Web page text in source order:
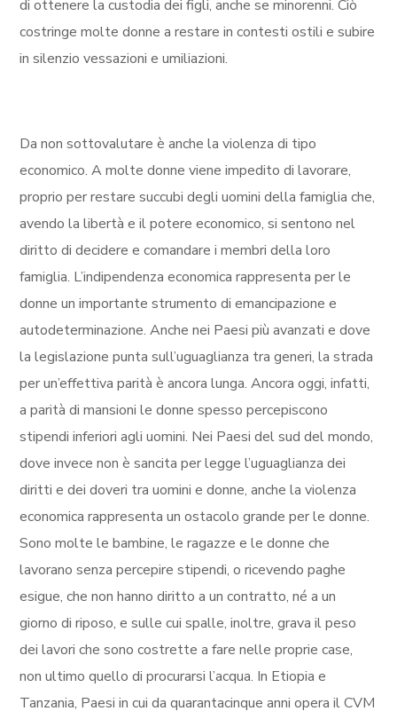
di ottenere la custodia dei figli, anche se minorenni. Ciò
costringe molte donne a restare in contesti ostili e subire
in silenzio vessazioni e umiliazioni.
Da non sottovalutare è anche la violenza di tipo
economico. A molte donne viene impedito di lavorare,
proprio per restare succubi degli uomini della famiglia che,
avendo la libertà e il potere economico, si sentono nel
diritto di decidere e comandare i membri della loro
famiglia. L’indipendenza economica rappresenta per le
donne un importante strumento di emancipazione e
autodeterminazione. Anche nei Paesi più avanzati e dove
la legislazione punta sull’uguaglianza tra generi, la strada
per un’effettiva parità è ancora lunga. Ancora oggi, infatti,
a parità di mansioni le donne spesso percepiscono
stipendi inferiori agli uomini. Nei Paesi del sud del mondo,
dove invece non è sancita per legge l’uguaglianza dei
diritti e dei doveri tra uomini e donne, anche la violenza
economica rappresenta un ostacolo grande per le donne.
Sono molte le bambine, le ragazze e le donne che
lavorano senza percepire stipendi, o ricevendo paghe
esigue, che non hanno diritto a un contratto, né a un
giorno di riposo, e sulle cui spalle, inoltre, grava il peso
dei lavori che sono costrette a fare nelle proprie case,
non ultimo quello di procurarsi l’acqua. In Etiopia e
Tanzania, Paesi in cui da quarantacinque anni opera il CVM